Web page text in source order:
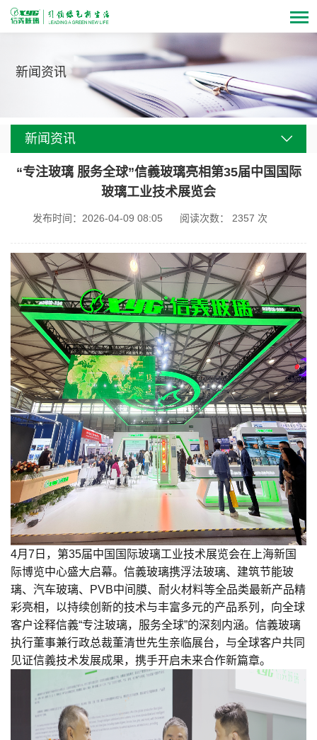
新闻资讯
新闻资讯
“专注玻璃 服务全球”信義玻璃亮相第35届中国国际
玻璃工业技术展览会
发布时间：2026-04-09 08:05 阅读次数： 2357 次
4月 7 日，第35届中国国际玻璃工业技术展览会在上海新国
际博览中心盛大启幕。 信義玻璃携浮法玻璃、建筑节能玻
璃、汽车玻璃、
PVB中间膜、耐火材料等全品类最新产品精
彩亮相，以持续创新的技术与丰富多元的产品系列，向全球
客户诠释信義“专注玻璃，服务全球”的深刻内涵。信義玻璃
执行董事兼行政总裁董清世先生亲临展台，与全球客户共同
见证信義技术发展成果，携手开启未来合作新篇章。